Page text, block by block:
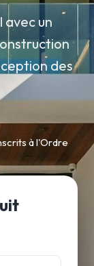
un
des
à l'Ordre